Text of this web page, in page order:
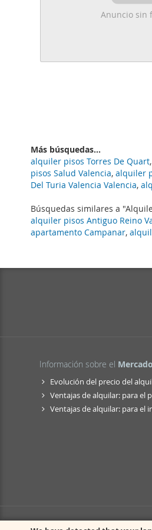
Búsquedas similares a
alquiler pisos Antiguo Reino
apartamento Campanar,
Anuncio sin
Más búsquedas...
alquiler pisos Torres De Quart,
pisos Salud Valencia, alquiler
Del Turia Valencia Valencia,
Información sobre el
Evolución del precio del
Ventajas de alquilar: para el
Ventajas de alquilar: para el